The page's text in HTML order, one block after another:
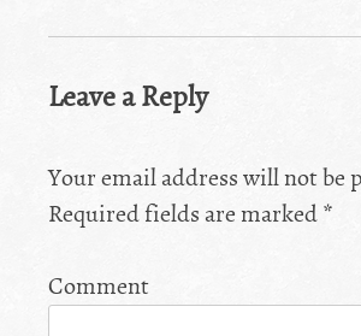
Leave a Reply
Your email address will not be
Required fields are marked *
Comment